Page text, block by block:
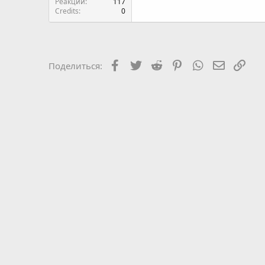
Credits
0
Поделиться: Facebook
Twitter Reddit PinterestWhatsApp